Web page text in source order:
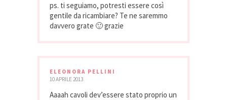
ps. ti seguiamo, potresti essere così
gentile da ricambiare? Te ne saremmo
davvero grate 🙂 grazie
ELEONORA PELLINI
10 APRILE 2013
Aaaah cavoli dev’essere stato proprio un